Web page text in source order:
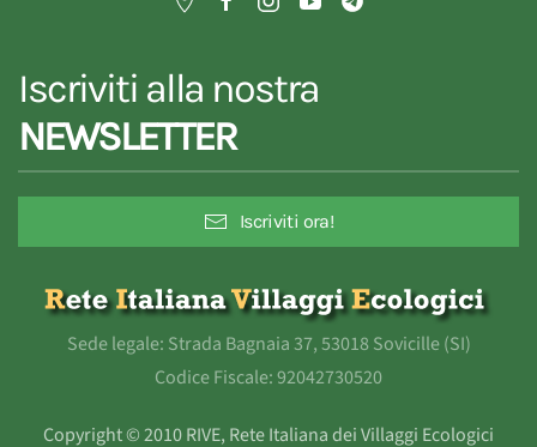
Iscriviti alla nostra
NEWSLETTER
Iscriviti ora!
Sede legale: Strada Bagnaia 37, 53018 Sovicille (SI)
Codice Fiscale: 92042730520
Copyright © 2010 RIVE, Rete Italiana dei Villaggi Ecologici